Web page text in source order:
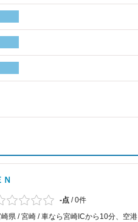
-点 /0件
県 / 宮崎 / 車なら宮崎ICから10分、空港